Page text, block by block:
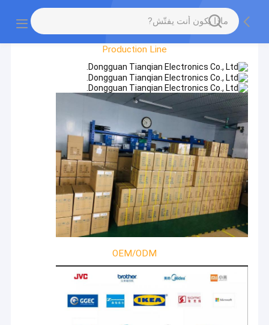
Factory Tour
Production Line
OEM/ODM